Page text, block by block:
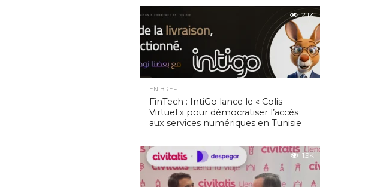
2.1K
EN BREF
FinTech : IntiGo lance le « Colis
Virtuel » pour démocratiser l’accès
aux services numériques en Tunisie
1.9K